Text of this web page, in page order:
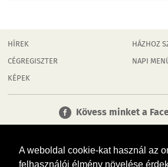
A weboldal cookie-kat használ az
felhasználói élmény növelése
HÍREK
CÉGREGISZTER
KÉPEK
HÁZHOZ
NAPI
Kövess minket a